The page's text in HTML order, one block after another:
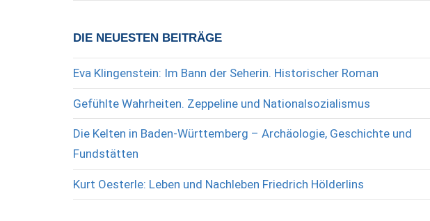
DIE NEUESTEN BEITRÄGE
Eva Klingenstein: Im Bann der Seherin. Historischer Roman
Gefühlte Wahrheiten. Zeppeline und Nationalsozialismus
Die Kelten in Baden-Württemberg – Archäologie, Geschichte und
Fundstätten
Kurt Oesterle: Leben und Nachleben Friedrich Hölderlins